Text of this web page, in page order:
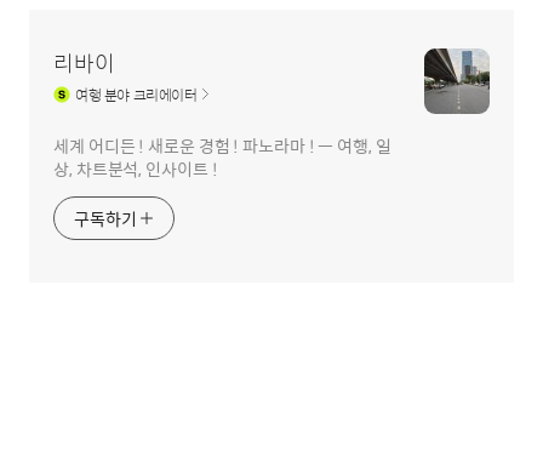
리바이
여행분야 크리에이터
세계 어디든 ! 새로운 경험 ! 파노라마 ! ㅡ 여행, 일
상, 차트분석, 인사이트 !
구독하기